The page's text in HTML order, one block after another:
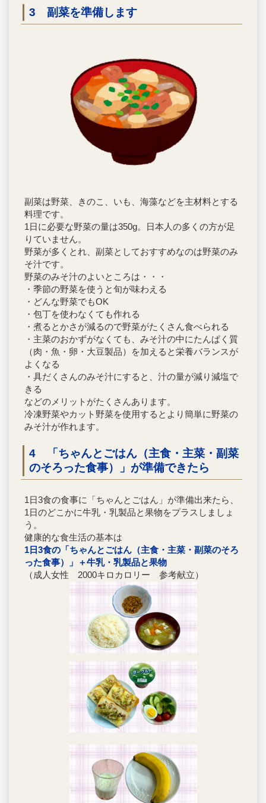
3 副菜を準備します
副菜は野菜、きのこ、いも、海藻などを主材料とする
料理です。
1日に必要な野菜の量は350g。日本人の多くの方が足
りていません。
野菜が多くとれ、副菜としておすすめなのは野菜のみ
そ汁です。
野菜のみそ汁のよいところは・・・
・季節の野菜を使うと旬が味わえる
・どんな野菜でもOK
・包丁を使わなくても作れる
・煮るとかさが減るので野菜がたくさん食べられる
・主菜のおかずがなくても、みそ汁の中にたんぱく質
（肉・魚・卵・大豆製品）を加えると栄養バランスが
よくなる
・具だくさんのみそ汁にすると、汁の量が減り減塩で
きる
などのメリットがたくさんあります。
冷凍野菜やカット野菜を使用するとより簡単に野菜の
みそ汁が作れます。
4 「ちゃんとごはん（主食・主菜・副菜
のそろった食事）」が準備できたら
1日3食の食事に「ちゃんとごはん」が準備出来たら、
1日のどこかに牛乳・乳製品と果物をプラスしましょ
う。
健康的な食生活の基本は
1日3食の「ちゃんとごはん（主食・主菜・副菜のそろ
った食事）」＋牛乳・乳製品と果物
（成人女性 2000キロカロリー 参考献立）